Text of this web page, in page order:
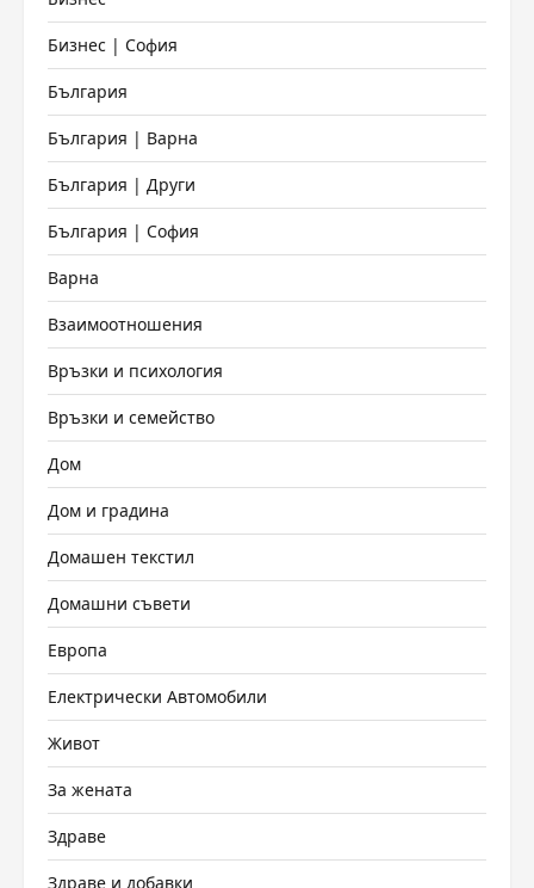
Бизнес | София
България
България | Варна
България | Други
България | София
Варна
Взаимоотношения
Връзки и психология
Връзки и семейство
Дом
Дом и градина
Домашен текстил
Домашни съвети
Европа
Електрически Автомобили
Живот
За жената
Здраве
Здраве и добавки